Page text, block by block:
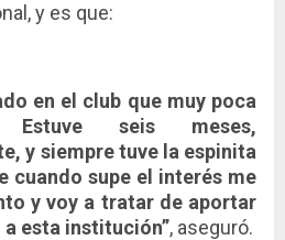
y es que:
en el club que muy poca
Estuve seis meses,
y siempre tuve la espinita
cuando supe el interés me
y voy a tratar de aportar
esta institución”, aseguró.